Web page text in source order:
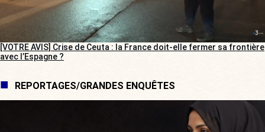
[VOTRE AVIS] Crise de Ceuta : la France doit-elle fermer sa frontière
avec l’Espagne ?
REPORTAGES/GRANDES ENQUÊTES